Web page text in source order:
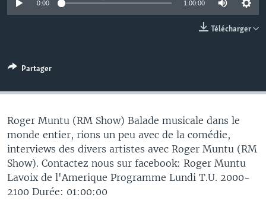
0:00 1:00:00
Télécharger
Partager
Roger Muntu (RM Show) Balade musicale dans le
monde entier, rions un peu avec de la comédie,
interviews des divers artistes avec Roger Muntu (RM
Show). Contactez nous sur facebook: Roger Muntu
Lavoix de l'Amerique Programme Lundi T.U. 2000-
2100 Durée: 01:00:00